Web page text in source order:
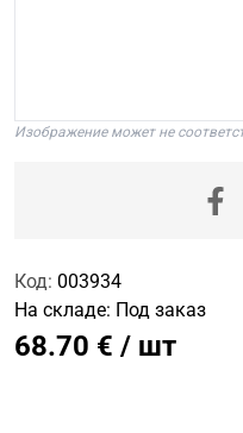
Изображение может не
Код: 003934
На складе: Под заказ
68.70 € / шт